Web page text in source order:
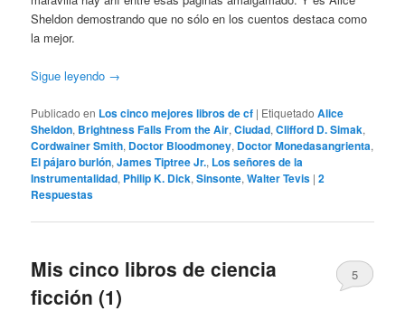
Sheldon demostrando que no sólo en los cuentos destaca como
la mejor.
Sigue leyendo →
Publicado en Los cinco mejores libros de cf | Etiquetado Alice
Sheldon, Brightness Falls From the Air,Ciudad,Clifford D. Simak,
Cordwainer Smith, Doctor Bloodmoney, Doctor Monedasangrienta,
El pájaro burlón,James Tiptree Jr., Los señores de la
Instrumentalidad, Philip K. Dick,Sinsonte,Walter Tevis |2
Respuestas
Mis cinco libros de ciencia
ficción (1)
5